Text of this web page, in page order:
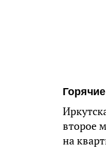
второе
на